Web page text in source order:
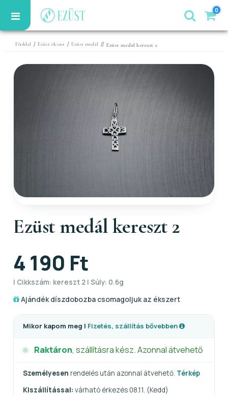
0
Főoldal / Ezüst ékszer / Ezüst medál // Ezüst medál kereszt 2
Ezüst medál kereszt 2
4 190 Ft
| Cikkszám: kereszt 2 | Súly: 0.6g
Ajándék díszdobozba csomagoljuk az ékszert
Mikor kapom meg | Fizetés, szállítás bővebben
Raktáron, szállításra kész. Azonnal átvehető
Személyesen rendelés után azonnal átvehető. Térkép
Kiszállítással: várható érkezés 08.11. (Kedd)